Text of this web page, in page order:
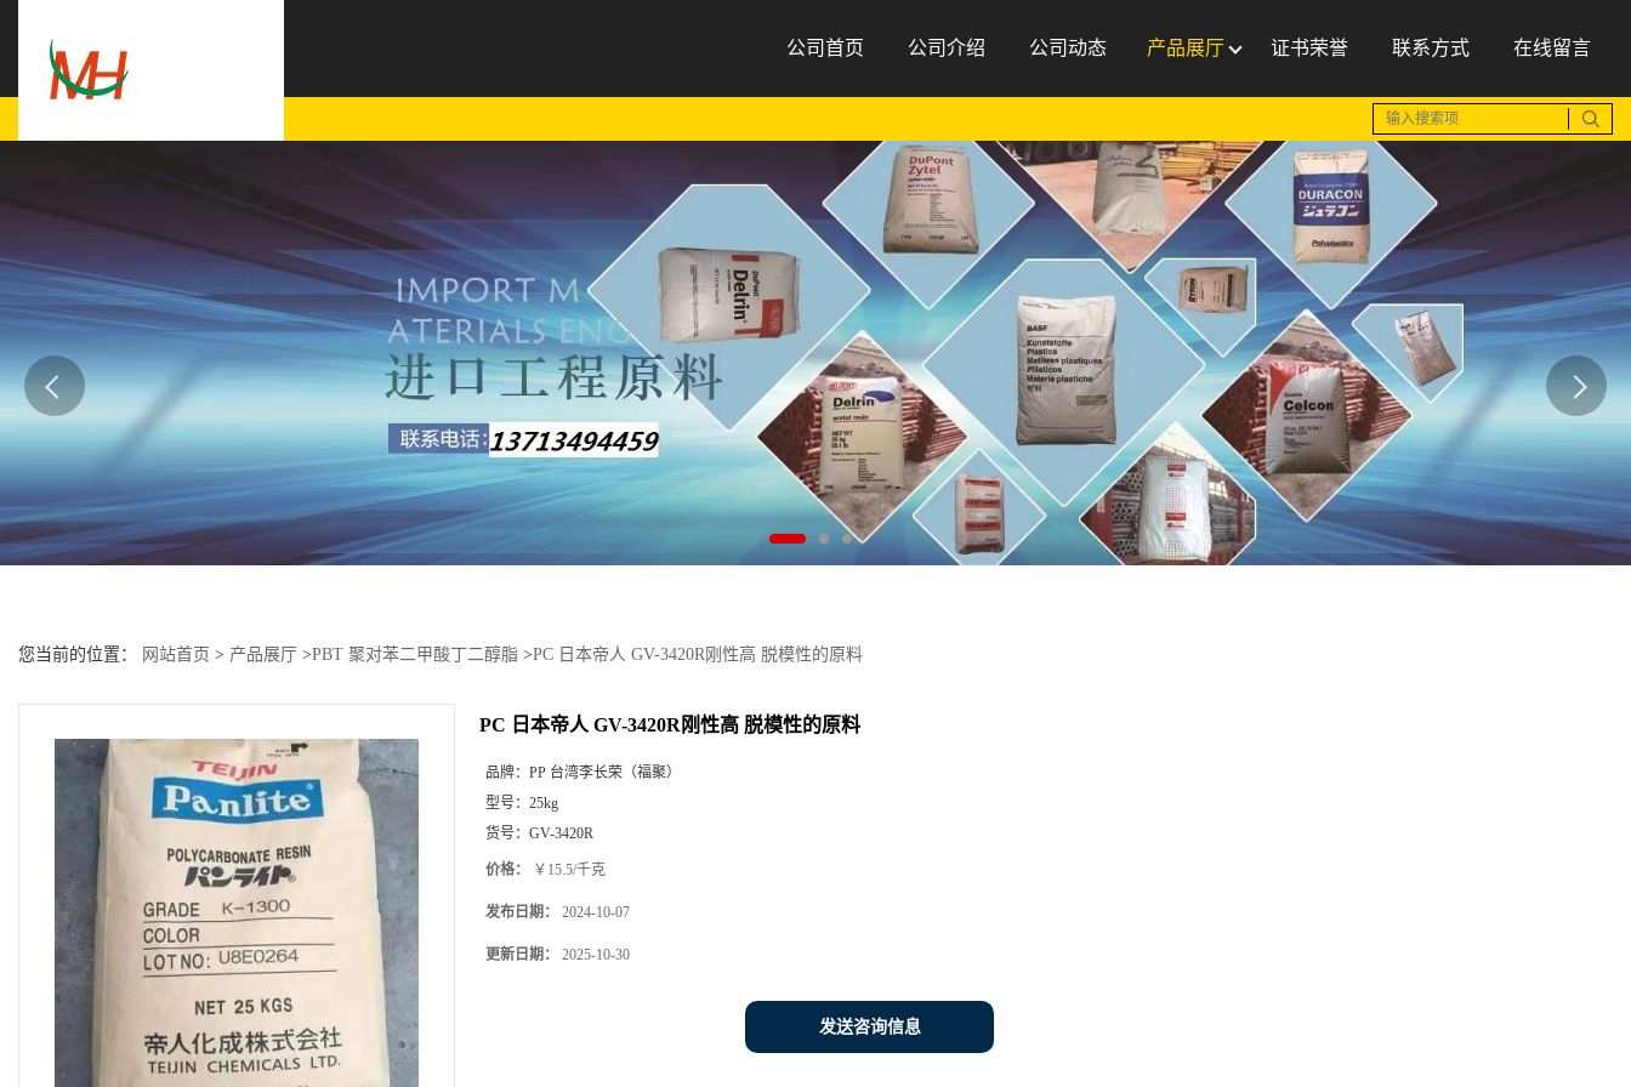
公司首页 公司介绍 公司动态 产品展厅 证书荣誉 联系方式 在线留言
您当前的位置： 网站首页 > 产品展厅 >PBT 聚对苯二甲酸丁二醇脂 >PC 日本帝人 GV-3420R刚性高 脱模性的原料
PC 日本帝人 GV-3420R刚性高 脱模性的原料
品牌： PP 台湾李长荣（福聚）
型号： 25kg
货号： GV-3420R
价格： ￥15.5/千克
发布日期： 2024-10-07
更新日期： 2025-10-30
发送咨询信息